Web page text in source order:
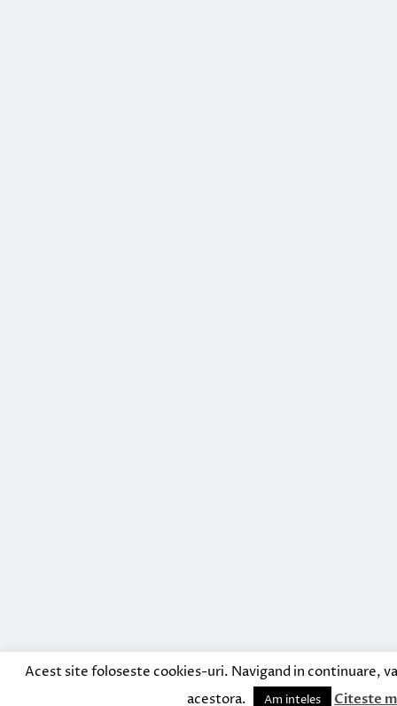
Acest site foloseste cookies-uri. Navigand in continuare,
acestora.
Am inteles Citeste